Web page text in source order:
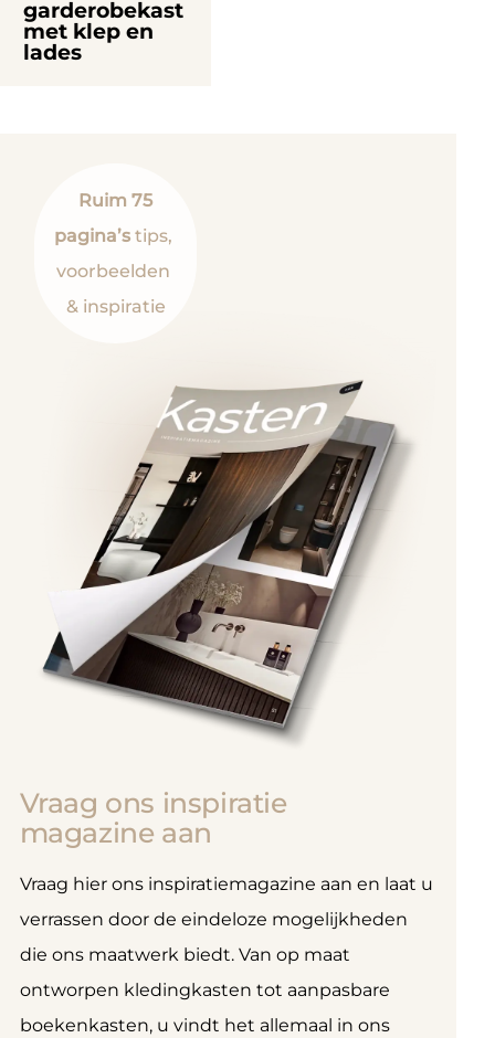
garderobekast
met klep en
lades
Ruim 75
pagina’s tips,
voorbeelden
& inspiratie
Vraag ons inspiratie
magazine aan
Vraag hier ons inspiratiemagazine aan en laat u
verrassen door de eindeloze mogelijkheden
die ons maatwerk biedt. Van op maat
ontworpen kledingkasten tot aanpasbare
boekenkasten, u vindt het allemaal in ons